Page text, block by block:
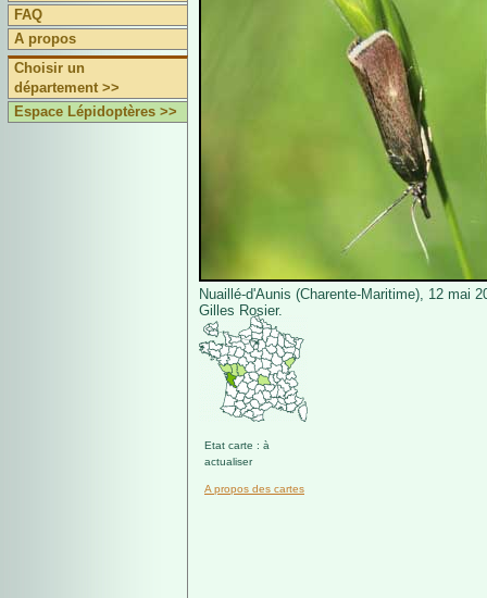
FAQ
A propos
Choisir un
département >>
Espace Lépidoptères >>
Nuaillé-d'Aunis (Charente-Maritime), 12 mai
Gilles Rosier.
Etat carte : à
actualiser
A propos des cartes